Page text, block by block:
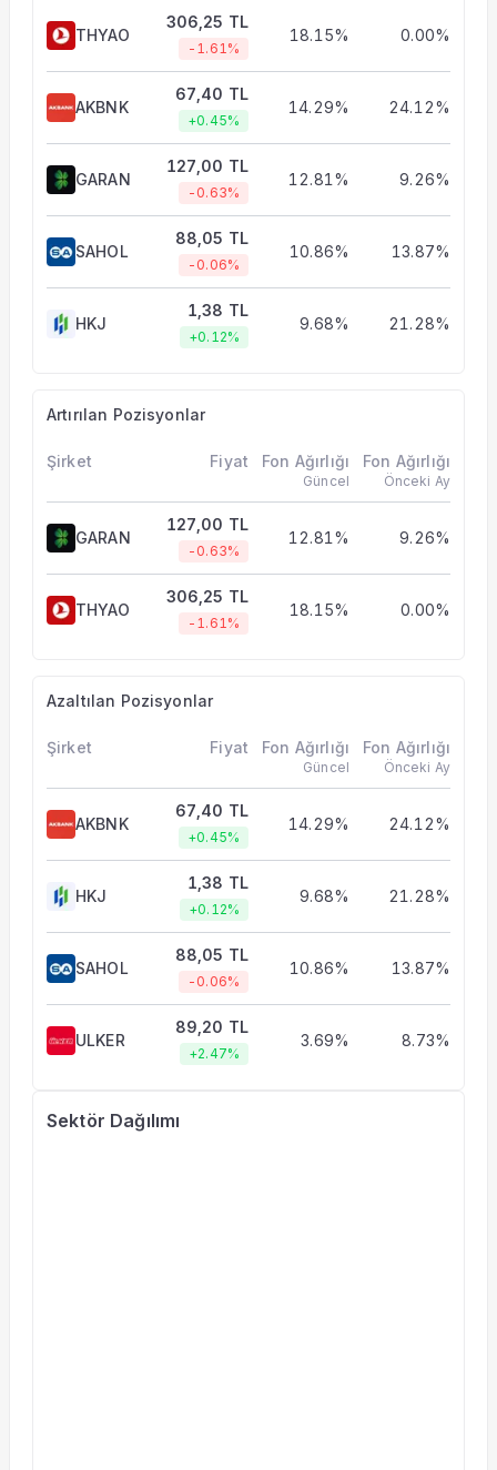
THYAO
306,25 TL
-1.61%
18.15% 0.00%
AKBNK
67,40 TL
+0.45%
14.29% 24.12%
GARAN
127,00 TL
-0.63%
12.81% 9.26%
SAHOL
88,05 TL
-0.06%
10.86% 13.87%
HKJ
1,38 TL
+0.12%
9.68% 21.28%
Artırılan Pozisyonlar
Şirket Fiyat Fon Ağırlığı
Güncel
Fon Ağırlığı
Önceki Ay
GARAN
127,00 TL
-0.63%
12.81% 9.26%
THYAO
306,25 TL
-1.61%
18.15% 0.00%
Azaltılan Pozisyonlar
Şirket Fiyat Fon Ağırlığı
Güncel
Fon Ağırlığı
Önceki Ay
AKBNK
67,40 TL
+0.45%
14.29% 24.12%
HKJ
1,38 TL
+0.12%
9.68% 21.28%
SAHOL
88,05 TL
-0.06%
10.86% 13.87%
ULKER
89,20 TL
+2.47%
3.69% 8.73%
Sektör Dağılımı